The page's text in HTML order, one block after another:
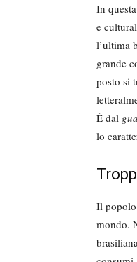
In
e
l’ultima
grande
posto si
È dal
lo
Il popolo
mondo.